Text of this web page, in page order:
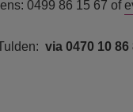
0499 86 15 67 of
via 0470 10 86